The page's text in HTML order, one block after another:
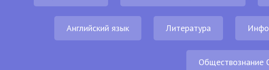
Английский язык Литература
Обществознание